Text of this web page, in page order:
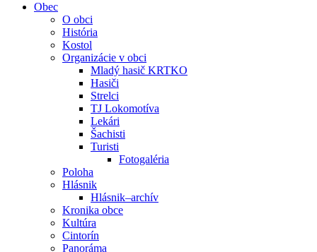
Obec
O obci
História
Kostol
Organizácie v obci
Mladý hasič KRTKO
Hasiči
Strelci
TJ Lokomotíva
Lekári
Šachisti
Turisti
Fotogaléria
Poloha
Hlásnik
Hlásnik–archív
Kronika obce
Kultúra
Cintorín
Panoráma